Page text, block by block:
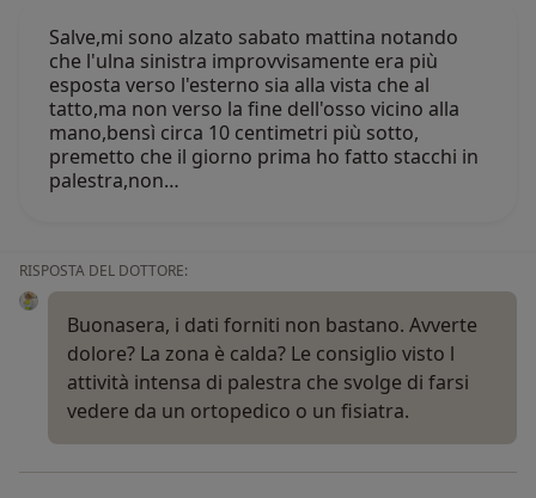
Salve,mi sono alzato sabato mattina notando
che l'ulna sinistra improvvisamente era più
esposta verso l'esterno sia alla vista che al
tatto,ma non verso la fine dell'osso vicino alla
mano,bensì circa 10 centimetri più sotto,
premetto che il giorno prima ho fatto stacchi in
palestra,non…
RISPOSTA DEL DOTTORE:
Buonasera, i dati forniti non bastano. Avverte
dolore? La zona è calda? Le consiglio visto l
attività intensa di palestra che svolge di farsi
vedere da un ortopedico o un fisiatra.